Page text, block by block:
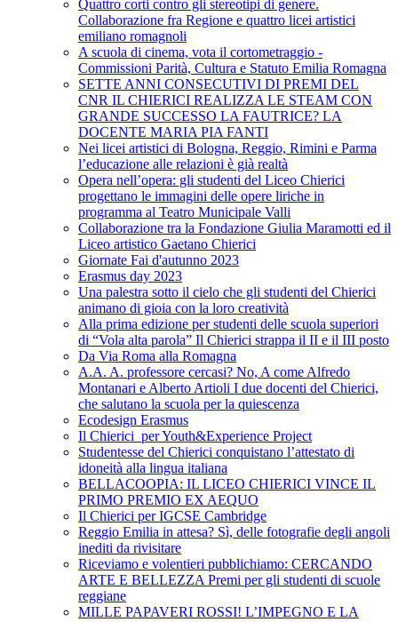
Quattro corti contro gli stereotipi di genere.
Collaborazione fra Regione e quattro licei artistici
emiliano romagnoli
A scuola di cinema, vota il cortometraggio -
Commissioni Parità, Cultura e Statuto Emilia Romagna
SETTE ANNI CONSECUTIVI DI PREMI DEL
CNR IL CHIERICI REALIZZA LE STEAM CON
GRANDE SUCCESSO LA FAUTRICE? LA
DOCENTE MARIA PIA FANTI
Nei licei artistici di Bologna, Reggio, Rimini e Parma
l’educazione alle relazioni è già realtà
Opera nell’opera: gli studenti del Liceo Chierici
progettano le immagini delle opere liriche in
programma al Teatro Municipale Valli
Collaborazione tra la Fondazione Giulia Maramotti ed il
Liceo artistico Gaetano Chierici
Giornate Fai d'autunno 2023
Erasmus day 2023
Una palestra sotto il cielo che gli studenti del Chierici
animano di gioia con la loro creatività
Alla prima edizione per studenti delle scuola superiori
di “Vola alta parola” Il Chierici strappa il II e il III posto
Da Via Roma alla Romagna
A.A. A. professore cercasi? No, A come Alfredo
Montanari e Alberto Artioli I due docenti del Chierici,
che salutano la scuola per la quiescenza
Ecodesign Erasmus
Il Chierici per Youth&Experience Project
Studentesse del Chierici conquistano l’attestato di
idoneità alla lingua italiana
BELLACOOPIA: IL LICEO CHIERICI VINCE IL
PRIMO PREMIO EX AEQUO
Il Chierici per IGCSE Cambridge
Reggio Emilia in attesa? Sì, delle fotografie degli angoli
inediti da rivisitare
Riceviamo e volentieri pubblichiamo: CERCANDO
ARTE E BELLEZZA Premi per gli studenti di scuole
reggiane
MILLE PAPAVERI ROSSI! L’IMPEGNO E LA